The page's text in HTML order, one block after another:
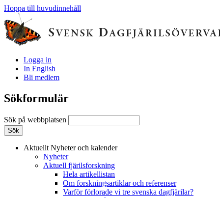
Hoppa till huvudinnehåll
Logga in
In English
Bli medlem
Sökformulär
Sök på webbplatsen
Aktuellt Nyheter och kalender
Nyheter
Aktuell fjärilsforskning
Hela artikellistan
Om forskningsartiklar och referenser
Varför förlorade vi tre svenska dagfjärilar?